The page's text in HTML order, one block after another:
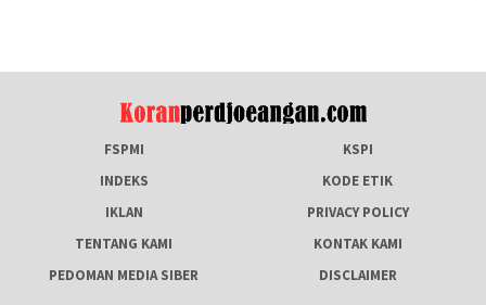
FSPMI
KSPI
INDEKS
KODE ETIK
IKLAN
PRIVACY POLICY
TENTANG KAMI
KONTAK KAMI
PEDOMAN MEDIA SIBER
DISCLAIMER